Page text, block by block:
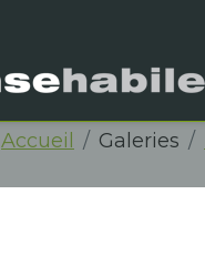
Accueil Galeries